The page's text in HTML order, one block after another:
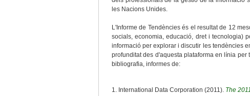
les Nacions Unides.
L'Informe de Tendències és el resultat de 12
socials, economia, educació, dret i tecnologia)
informació per explorar i discutir les tendències
profunditat des d'aquesta plataforma en línia
bibliografia, informes de:
1. International Data Corporation (2011). The